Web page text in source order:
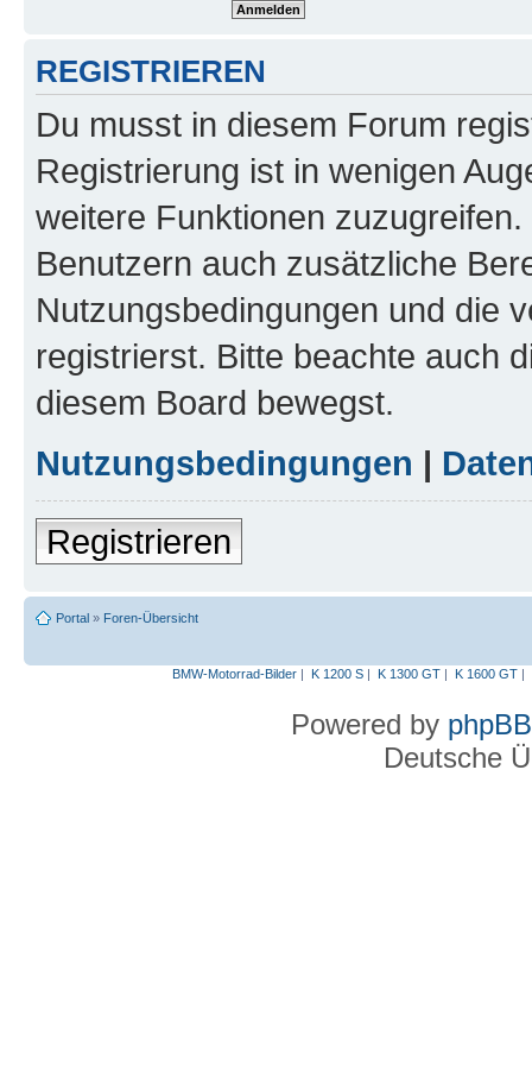
REGISTRIEREN
Du musst in diesem Forum
Registrierung ist in wenigen
weitere Funktionen
Benutzern auch zusätzliche
Nutzungsbedingungen und die
registrierst. Bitte beachte auch
diesem Board bewegst.
Nutzungsbedingungen |
Registrieren
Portal » Foren-Übersicht
BMW-Motorrad-Bilder| K 1200 S| K 1300 GT| K 1600 GT|
Powered by phpBB
Deutsche